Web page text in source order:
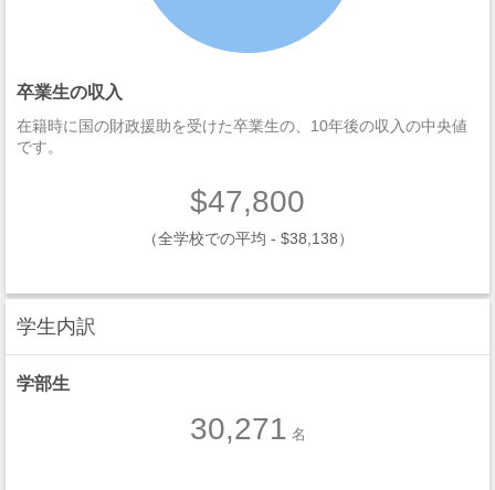
卒業生の収入
在籍時に国の財政援助を受けた卒業生の、10年後の収入の中央値
です。
$47,800
（全学校での平均 - $38,138）
学生内訳
学部生
30,271 名